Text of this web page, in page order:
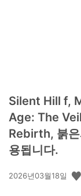
Silent Hill f,
Age: The
Rebirth, 붉은
용됩니다.
공
2026년03월18일